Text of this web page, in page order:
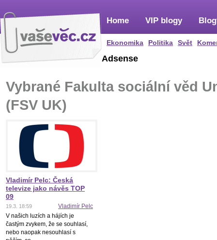
Home
Ekonomika Politika Svět
VIP blogy
Adsense
Vybrané Fakulta sociální věd
(FSV UK)
Vladimír Pelc: Česká
televize jako návěs TOP
09
19.3. 18:59
Vladimír Pelc
V našich luzích a hájích je
častým zvykem, že se souhlasí,
nebo naopak nesouhlasí s